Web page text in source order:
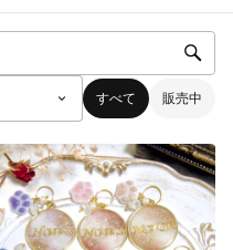
すべて 販売中